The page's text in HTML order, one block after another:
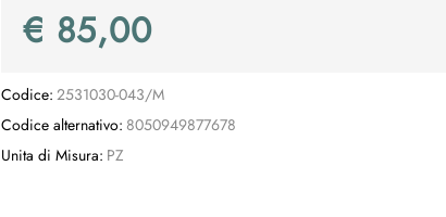
€ 85,00
Codice: 2531030-043/M
Codice alternativo: 8050949877678
Unita di Misura: PZ